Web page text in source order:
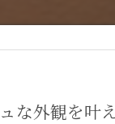
な外観を叶